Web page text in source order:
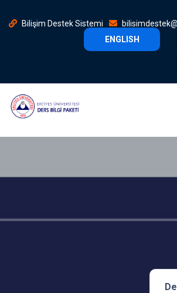
Bilişim Destek Sistemi
ENGLISH